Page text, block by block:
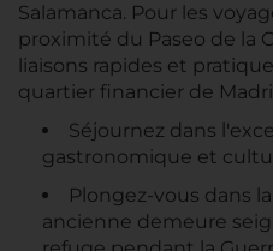
Salamanca. Pour les
proximité du Paseo de la
liaisons rapides et
quartier financier de
Séjournez dans
gastronomique et
Plongez-vous dans
ancienne demeure